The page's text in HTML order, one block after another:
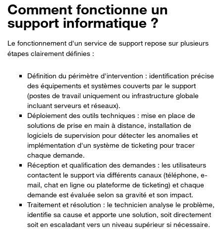
Comment fonctionne un
support informatique ?
Le fonctionnement d'un service de support repose sur plusieurs
étapes clairement définies :
Définition du périmètre d'intervention : identification précise
des équipements et systèmes couverts par le support
(postes de travail uniquement ou infrastructure globale
incluant serveurs et réseaux).
Déploiement des outils techniques : mise en place de
solutions de prise en main à distance, installation de
logiciels de supervision pour détecter les anomalies et
implémentation d'un système de ticketing pour tracer
chaque demande.
Réception et qualification des demandes : les utilisateurs
contactent le support via différents canaux (téléphone, e-
mail, chat en ligne ou plateforme de ticketing) et chaque
demande est évaluée selon sa gravité et son impact.
Traitement et résolution : le technicien analyse le problème,
identifie sa cause et apporte une solution, soit directement
soit en escaladant vers un niveau supérieur si nécessaire.